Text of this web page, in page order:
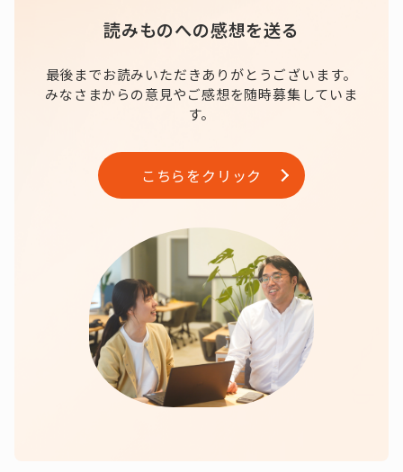
読みものへの感想を送る
最後までお読みいただきありがとうございます。
みなさまからの意見やご感想を随時募集していま
す。
こちらをクリック